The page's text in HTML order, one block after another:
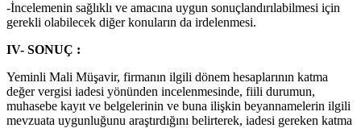
-İncelemenin sağlıklı ve amacına uygun sonuçlandırılabilmesi için
gerekli olabilecek diğer konuların da irdelenmesi.
IV- SONUÇ :
Yeminli Mali Müşavir, firmanın ilgili dönem hesaplarının katma
değer vergisi iadesi yönünden incelenmesinde, fiili durumun,
muhasebe kayıt ve belgelerinin ve buna ilişkin beyannamelerin ilgili
mevzuata uygunluğunu araştırdığını belirterek, iadesi gereken katma